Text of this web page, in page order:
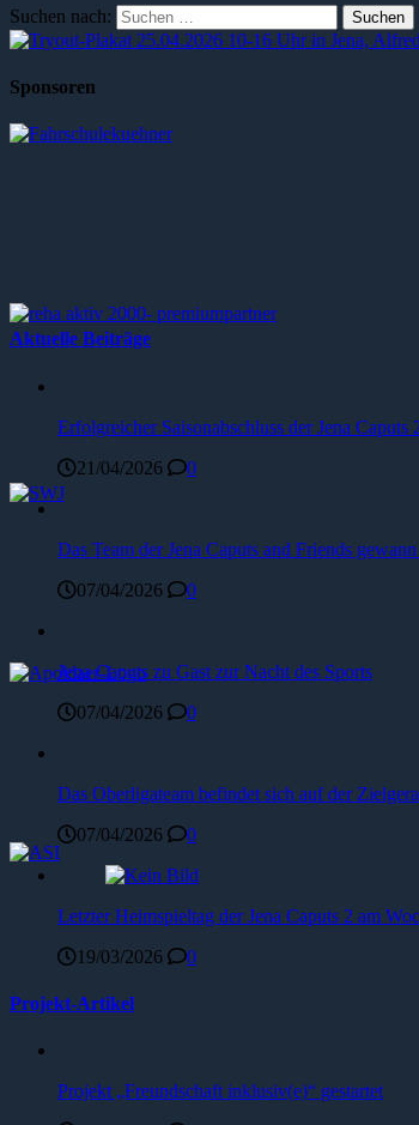
Suchen nach:
Sponsoren
Aktuelle Beiträge
Erfolgreicher Saisonabschluss der Jena Caputs
21/04/2026
0
Das Team der Jena Caputs and Friends
07/04/2026
0
Jena Caputs zu Gast zur Nacht des Sports
07/04/2026
0
Das Oberligateam befindet sich auf der
07/04/2026
0
Letzter Heimspieltag der Jena Caputs 2 am
19/03/2026
0
Projekt-Artikel
Projekt „Freundschaft inklusiv(e)“ gestartet